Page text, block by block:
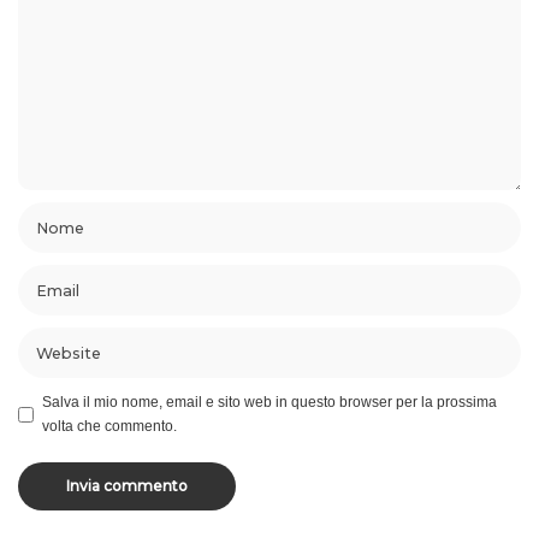
Salva il mio nome, email e sito web in questo browser per la prossima
volta che commento.